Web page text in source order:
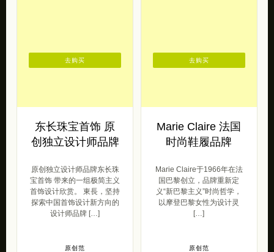
东长珠宝首饰 原
创独立设计师品牌
原创独立设计师品牌东长珠
宝首饰 带来的一组极简主义
首饰设计欣赏。 東長，坚持
探索中国首饰设计新方向的
设计师品牌 […]
原创范
去购买
Marie Claire 法国
时尚鞋履品牌
Marie Claire于1966年在法
国巴黎创立，品牌重新定
义“新巴黎主义”时尚哲学，
以摩登巴黎女性为设计灵
[…]
原创范
去购买